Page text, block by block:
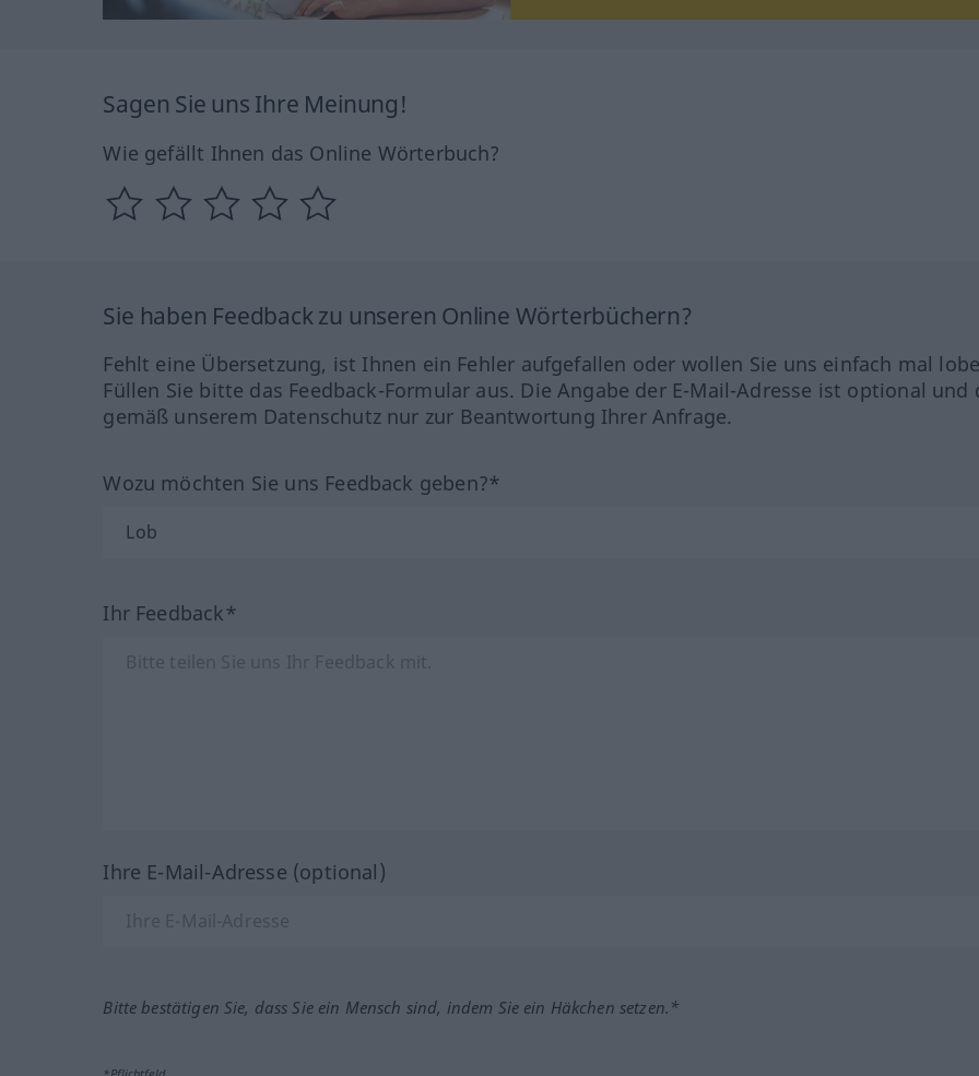
Sagen Sie uns Ihre Meinung!
Wie gefällt Ihnen das Online Wörterbuch?
Sie haben Feedback zu unseren Online Wörterbüchern?
Fehlt eine Übersetzung, ist Ihnen ein Fehler aufgefallen oder wollen Sie uns einfach mal
Füllen Sie bitte das Feedback-Formular aus. Die Angabe der E-Mail-Adresse ist optional und
gemäß unserem Datenschutz nur zur Beantwortung Ihrer Anfrage.
Wozu möchten Sie uns Feedback geben?*
Ihr Feedback*
Ihre E-Mail-Adresse (optional)
Bitte bestätigen Sie, dass Sie ein Mensch sind, indem Sie ein Häkchen setzen.*